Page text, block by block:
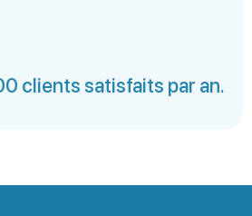
clients satisfaits par an.